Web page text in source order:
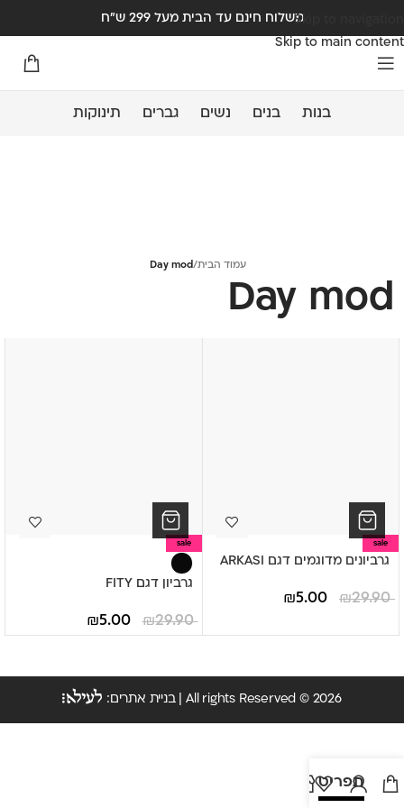
Skip to navigation
Skip to main content
משלוח חינם עד הבית מעל 299 ש"ח
בנות בנים נשים גברים תינוקות
עמוד הבית/
Day mod
Day mod
sale
גרביונים מדוגמים דגם ARKASI
29.90
₪
5.00
₪
sale
גרביון דגם FITY
29.90
₪
5.00
₪
All rights Reserved © 2026 | בניית אתרים:
תפריט